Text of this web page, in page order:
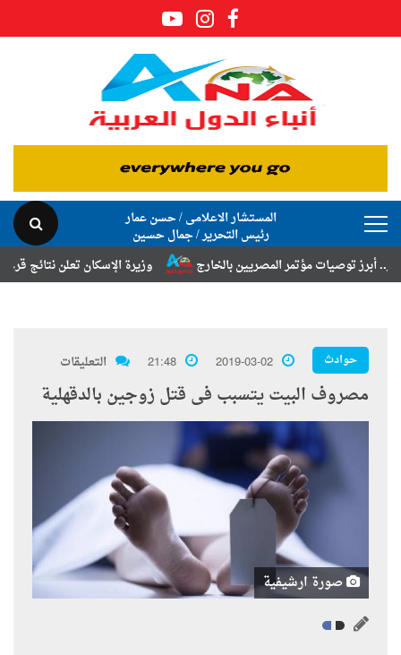
المستشار الاعلامى / حسن عمار
رئيس التحرير / جمال حسين
وزيرة الإسكان تعلن نتائج قرعة
مؤتمر المصريين بالخارج
حوادث 2019-03-02
21:48 التعليقات
مصروف البيت يتسبب فى قتل زوجين بالدقهلية
صورة ارشيفية